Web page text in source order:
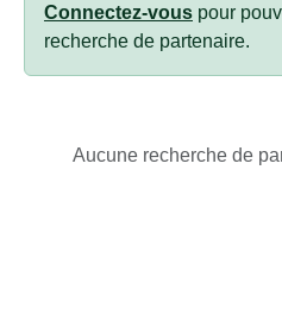
Connectez-vous pour
recherche de partenaire.
Aucune recherche de